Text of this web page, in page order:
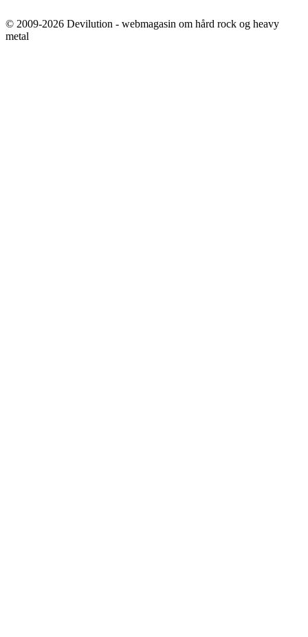
© 2009-2026 Devilution - webmagasin om hård rock og heavy
metal